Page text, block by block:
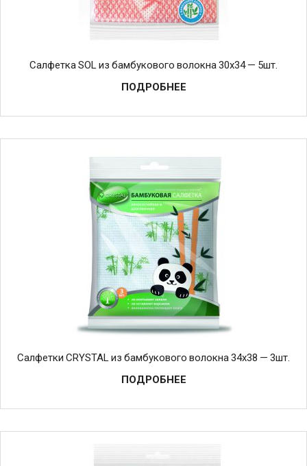
Салфетка SOL из бамбукового волокна 30х34 — 5шт.
ПОДРОБНЕЕ
Салфетки CRYSTAL из бамбукового волокна 34х38 — 3шт.
ПОДРОБНЕЕ